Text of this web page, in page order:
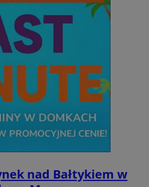
nad Bałtykiem w